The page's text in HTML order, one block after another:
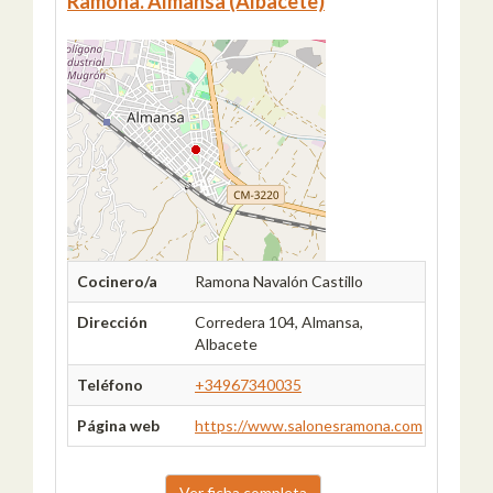
Cocinero/a Ramona Navalón Castillo
Dirección
Corredera 104, Almansa,
Albacete
Teléfono +34967340035
Página web https://www.salonesramona.com